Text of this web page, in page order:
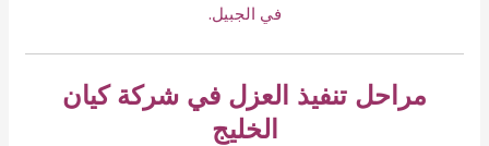
في الجبيل.
مراحل تنفيذ العزل في شركة كيان
الخليج